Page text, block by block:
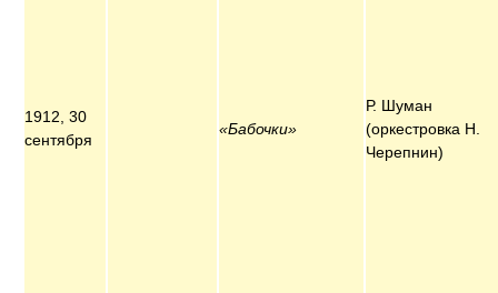
1912, 30
сентября
«Бабочки»
Р. Шуман
(оркестровка Н.
Черепнин)